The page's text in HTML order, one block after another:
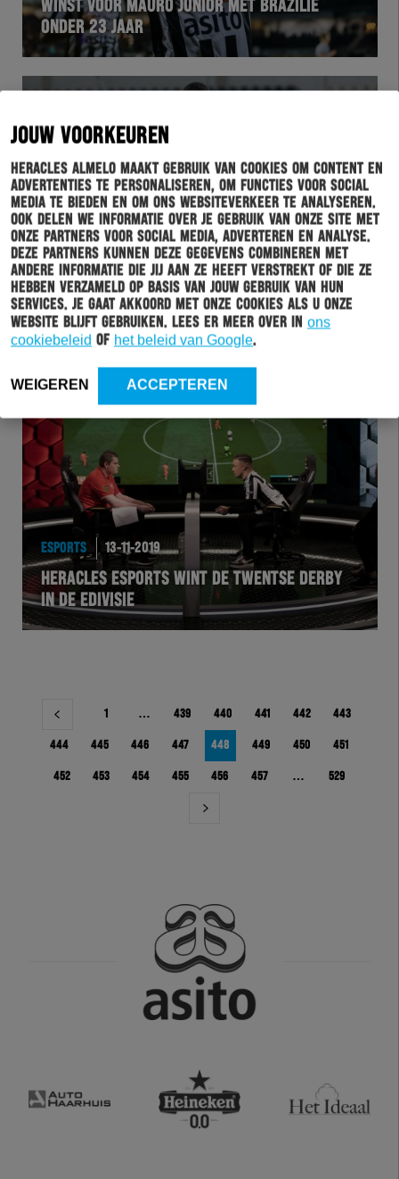
JOUW VOORKEUREN
Heracles Almelo maakt gebruik van cookies om content en
advertenties te personaliseren, om functies voor social
media te bieden en om ons websiteverkeer te analyseren.
Ook delen we informatie over je gebruik van onze site met
onze partners voor social media, adverteren en analyse.
Deze partners kunnen deze gegevens combineren met
andere informatie die jij aan ze heeft verstrekt of die ze
hebben verzameld op basis van jouw gebruik van hun
services. Je gaat akkoord met onze cookies als u onze
website blijft gebruiken. Lees er meer over in ons
cookiebeleid of het beleid van Google.
WEIGEREN ACCEPTEREN
WINST VOOR MAURO JUNIOR MET BRAZILIË
ONDER 23 JAAR
HERACLES 13-11-2019
VERLIES VOOR MOHAMED AMISSI EN BURUNDI
ESPORTS 13-11-2019
HERACLES ESPORTS WINT DE TWENTSE DERBY
IN DE EDIVISIE
Berichtnavigatie
1 … 439 440 441 442 443
444 445 446 447 448 449 450 451
452 453 454 455 456 457 … 529